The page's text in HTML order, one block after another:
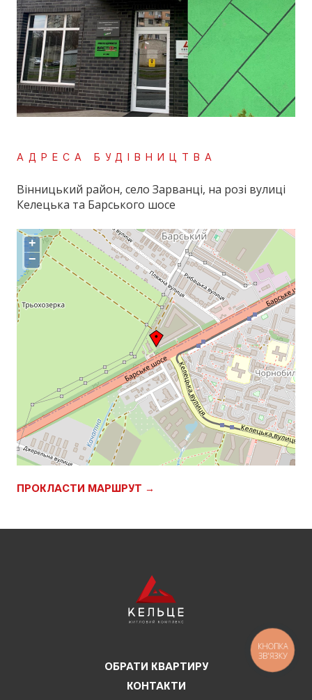
АДРЕСА БУДІВНИЦТВА
Вінницький район, село Зарванці, на розі вулиці
Келецька та Барського шосе
+
−
ПРОКЛАСТИ МАРШРУТ →
ОБРАТИ КВАРТИРУ
КОНТАКТИ
КНОПКА
ЗВ'ЯЗКУ